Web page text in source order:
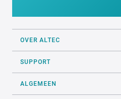
OVER ALTEC
SUPPORT
ALGEMEEN